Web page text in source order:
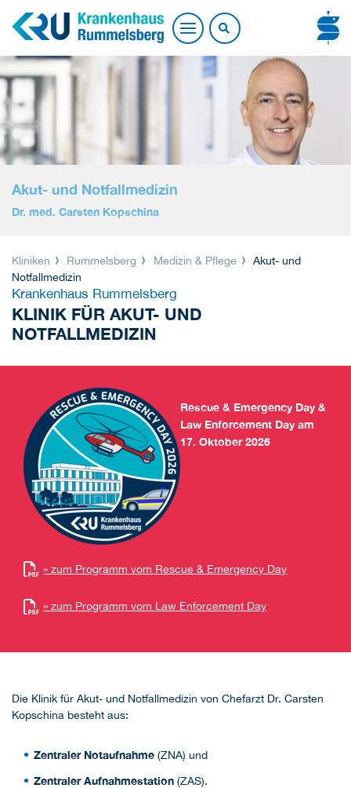
Akut- und Notfallmedizin
Dr. med. Carsten Kopschina
Kliniken Rummelsberg Medizin & Pflege
Akut- und
Notfallmedizin
Krankenhaus Rummelsberg
KLINIK FÜR AKUT- UND
NOTFALLMEDIZIN
Rescue & Emergency Day &
Law Enforcement Day am
17. Oktober 2026
» zum Programm vom Rescue & Emergency Day
» zum Programm vom Law Enforcement Day
Die Klinik für Akut- und Notfallmedizin von Chefarzt Dr. Carsten
Kopschina besteht aus:
Zentraler Notaufnahme (ZNA) und
Zentraler Aufnahmestation (ZAS).